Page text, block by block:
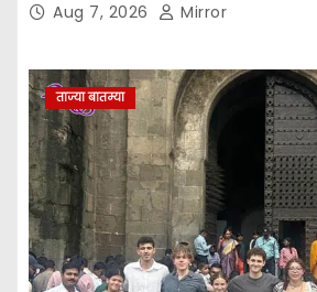
Aug 7, 2026 Mirror
ताज्या बातम्या